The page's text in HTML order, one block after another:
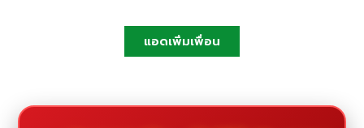
แอดเพิ่มเพื่อน